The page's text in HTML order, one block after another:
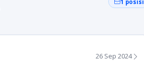
1 posisi
26 Sep 2024